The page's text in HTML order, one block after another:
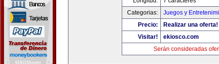
Categorias:
Juegos y
Precio:
Realizar una oferta!
Visitar!
ekiosco.com
Serán consideradas